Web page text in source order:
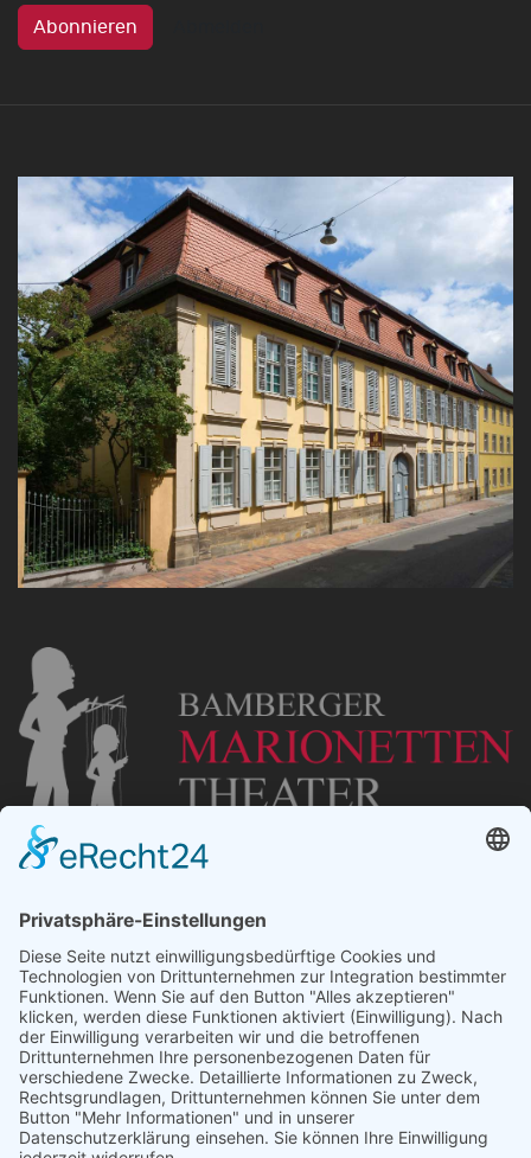
Abonnieren
„Staubsches Haus“
Untere Sandstraße 30
96049 Bamberg
Tel: +49 (0) 951 67600
E-Mail:info@bamberger-marionettentheater.de